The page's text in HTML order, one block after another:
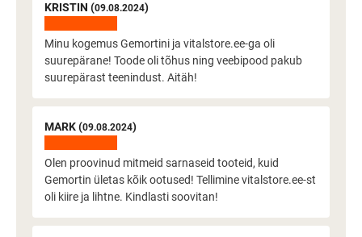
KRISTIN (09.08.2024)
Minu kogemus Gemortini ja vitalstore.ee-ga oli
suurepärane! Toode oli tõhus ning veebipood pakub
suurepärast teenindust. Aitäh!
MARK (09.08.2024)
Olen proovinud mitmeid sarnaseid tooteid, kuid
Gemortin ületas kõik ootused! Tellimine vitalstore.ee-st
oli kiire ja lihtne. Kindlasti soovitan!